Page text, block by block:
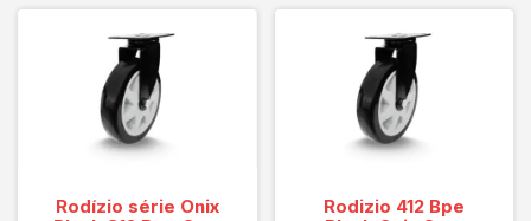
Rodízio série Onix
Rodizio 412 Bpe